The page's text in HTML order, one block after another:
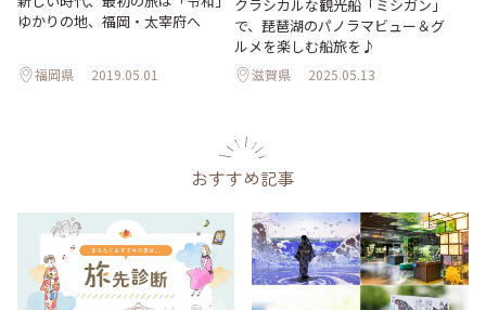
ゆかりの地、福岡・太宰府へ
福岡県 2019.05.01
クラシカルな観光船「ミシガン」
で、琵琶湖のパノラマビュー＆グ
ルメを楽しむ船旅を♪
滋賀県 2025.05.13
おすすめ記事